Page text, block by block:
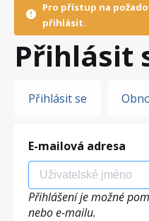
Pro přístup na
přihlásit.
Přihlásit
Hlavní
Přihlásit se
E-mailová adresa
Přihlášení je možné
nebo e-mailu.